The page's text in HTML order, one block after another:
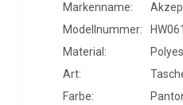
Markenname:
Modellnummer:
Material:
Art:
Farbe: